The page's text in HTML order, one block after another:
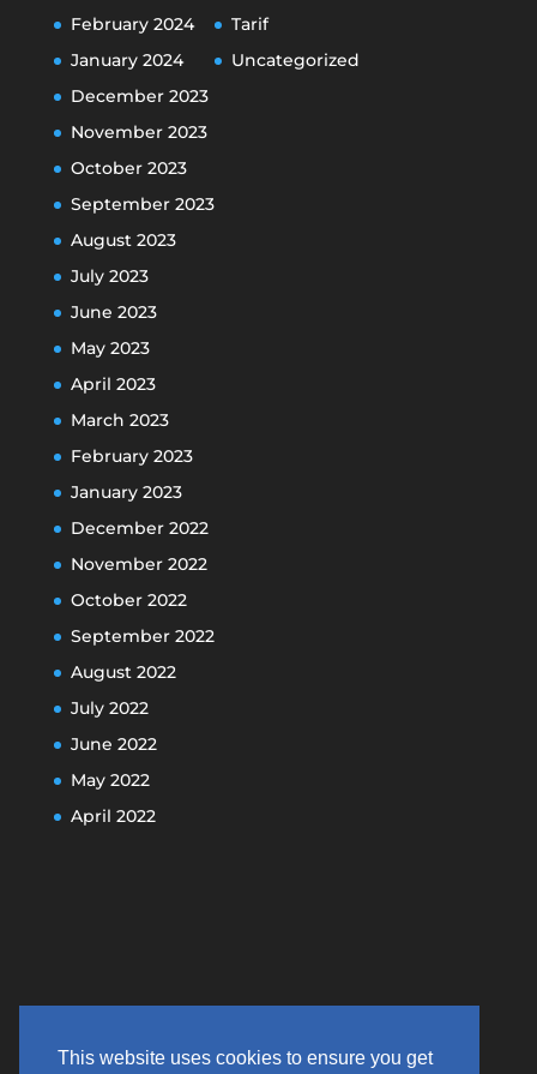
This website uses cookies to ensure you get
February 2024
January 2024
December 2023
November 2023
October 2023
September 2023
August 2023
July 2023
June 2023
May 2023
April 2023
March 2023
February 2023
January 2023
December 2022
November 2022
October 2022
September 2022
August 2022
July 2022
June 2022
May 2022
April 2022
Tarif
Uncategorized